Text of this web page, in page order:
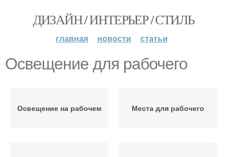
ДИЗАЙН / ИНТЕРЬЕР / СТИЛЬ
главная новости статьи
Освещение для рабочего
Освещение на рабочем Места для рабочего